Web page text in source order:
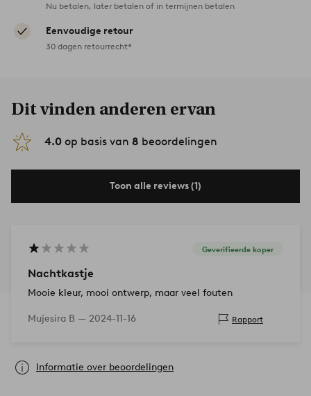
Nu betalen, later betalen of in termijnen betalen
Eenvoudige retour
30 dagen retourrecht*
Dit vinden anderen ervan
4.0 op basis van 8 beoordelingen
Toon alle reviews (1)
Geverifieerde koper
Nachtkastje
Mooie kleur, mooi ontwerp, maar veel fouten
Mujesira B — 2024-11-16 Rapport
Informatie over beoordelingen